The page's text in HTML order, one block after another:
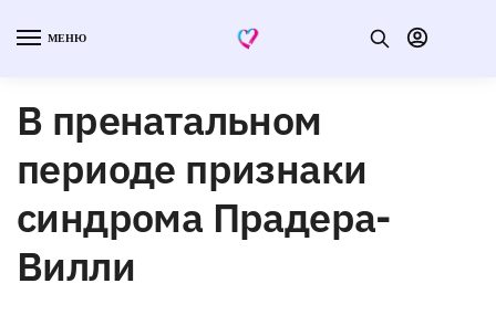
МЕНЮ
В пренатальном
периоде признаки
синдрома Прадера-
Вилли